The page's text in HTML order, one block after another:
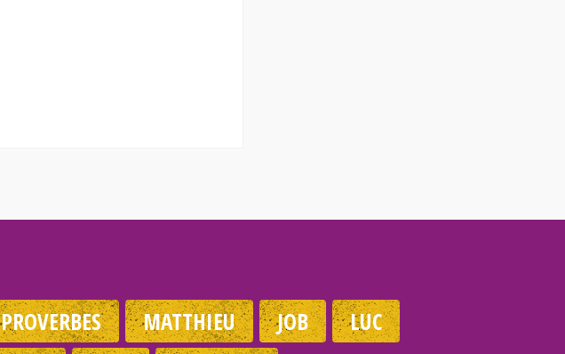
PROVERBES MATTHIEU JOB LUC